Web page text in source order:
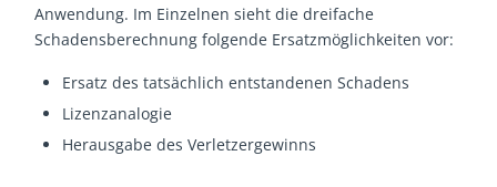
Anwendung. Im Einzelnen sieht die dreifache
Schadensberechnung folgende Ersatzmöglichkeiten vor:
Ersatz des tatsächlich entstandenen Schadens
Lizenzanalogie
Herausgabe des Verletzergewinns